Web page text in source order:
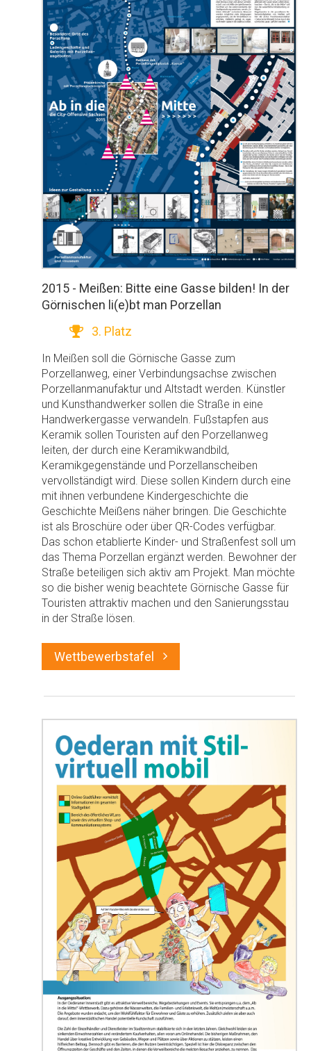
2015 - Meißen: Bitte eine Gasse bilden! In der
Görnischen li(e)bt man Porzellan
3. Platz
In Meißen soll die Görnische Gasse zum
Porzellanweg, einer Verbindungsachse zwischen
Porzellanmanufaktur und Altstadt werden. Künstler
und Kunsthandwerker sollen die Straße in eine
Handwerkergasse verwandeln. Fußstapfen aus
Keramik sollen Touristen auf den Porzellanweg
leiten, der durch eine Keramikwandbild,
Keramikgegenstände und Porzellanscheiben
vervollständigt wird. Diese sollen Kindern durch eine
mit ihnen verbundene Kindergeschichte die
Geschichte Meißens näher bringen. Die Geschichte
ist als Broschüre oder über QR-Codes verfügbar.
Das schon etablierte Kinder- und Straßenfest soll um
das Thema Porzellan ergänzt werden. Bewohner der
Straße beteiligen sich aktiv am Projekt. Man möchte
so die bisher wenig beachtete Görnische Gasse für
Touristen attraktiv machen und den Sanierungsstau
in der Straße lösen.
Wettbewerbstafel